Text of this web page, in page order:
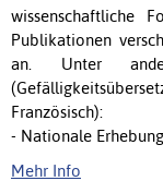
wissenschaftliche
Publikationen
an. Unter
Französisch):
- Nationale
Mehr Info